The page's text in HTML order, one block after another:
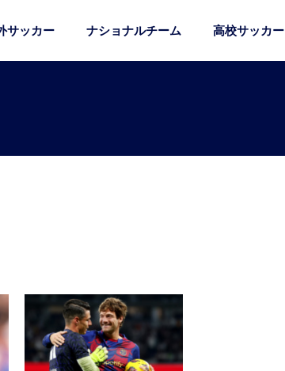
サッカー ナショナルチーム 高校サッカー